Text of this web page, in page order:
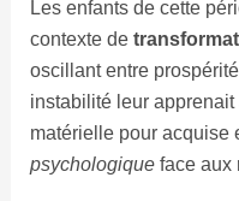
Les enfants de cette
contexte de
oscillant entre
instabilité leur
matérielle pour acquise
psychologiqueface aux